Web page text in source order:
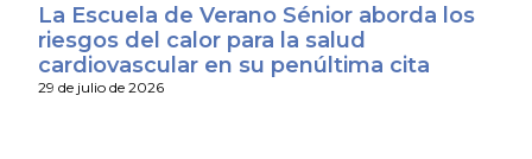
La Escuela de Verano Sénior aborda los
riesgos del calor para la salud
cardiovascular en su penúltima cita
29 de julio de 2026